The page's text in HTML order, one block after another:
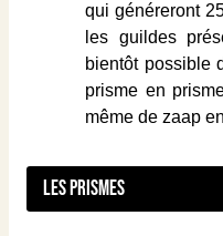
qui généreront
les guildes
bientôt possible
prisme en
même de zaap
Les prismes